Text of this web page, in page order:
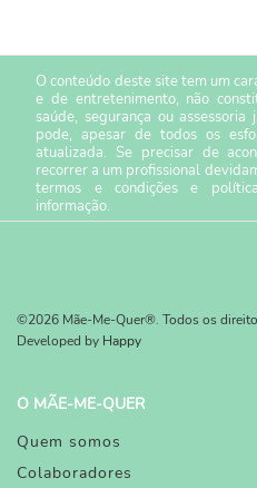
O conteúdo deste site tem um
e de entretenimento, não
saúde, segurança ou
pode, apesar de todos os
atualizada. Se precisar de
recorrer a um profissional
termos e condiçõese
informação.
©2026 Mãe-Me-Quer®. Todos os
Developed by Happy
O MÃE-ME-QUER
Quem somos
Colaboradores